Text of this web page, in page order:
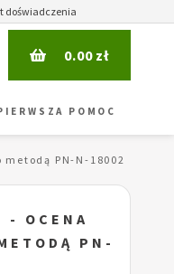
doświadczenia
0.00zł
POMOC
PN-N-18002
- OCENA
PN-